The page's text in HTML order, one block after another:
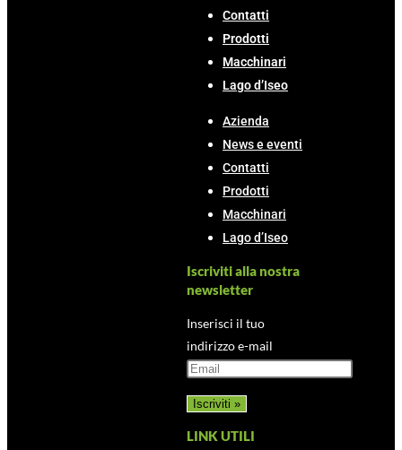
Contatti
Prodotti
Macchinari
Lago d’Iseo
Azienda
News e eventi
Contatti
Prodotti
Macchinari
Lago d’Iseo
Iscriviti alla nostra
newsletter
Inserisci il tuo
indirizzo e-mail
LINK UTILI